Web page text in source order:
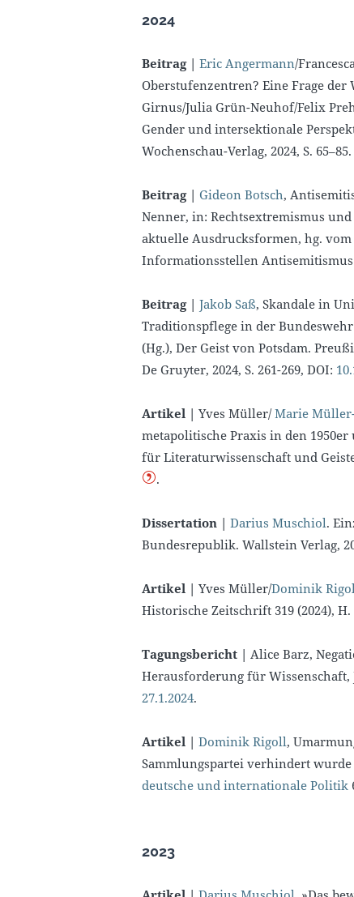
2024
Beitrag | Eric Angermann/
Oberstufenzentren? Eine Frage
Girnus/Julia Grün-Neuhof/Felix
Gender und intersektionale
Wochenschau-Verlag, 2024, S. 65–85.
Beitrag | Gideon Botsch,
Nenner, in: Rechtsextremismus
aktuelle Ausdrucksformen, hg.
Informationsstellen Antisemitismus
Beitrag | Jakob Saß, Skandale in
Traditionspflege in der
(Hg.), Der Geist von Potsdam.
De Gruyter, 2024, S. 261-269, DOI:
Artikel | Yves Müller/Marie
metapolitische Praxis in den
für Literaturwissenschaft und
.
Dissertation | Darius Muschiol.
Bundesrepublik. Wallstein Verlag,
Artikel | Yves Müller/Dominik
Historische Zeitschrift 319 (2024), H.
Tagungsbericht | Alice Barz,
Herausforderung für
27.1.2024.
Artikel | Dominik Rigoll,
Sammlungspartei verhindert
deutsche und internationale Politik
2023